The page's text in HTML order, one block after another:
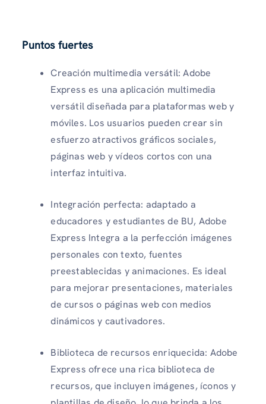
Puntos fuertes
Creación multimedia versátil: Adobe
Express es una aplicación multimedia
versátil diseñada para plataformas web y
móviles. Los usuarios pueden crear sin
esfuerzo atractivos gráficos sociales,
páginas web y vídeos cortos con una
interfaz intuitiva.
Integración perfecta: adaptado a
educadores y estudiantes de BU, Adobe
Express Integra a la perfección imágenes
personales con texto, fuentes
preestablecidas y animaciones. Es ideal
para mejorar presentaciones, materiales
de cursos o páginas web con medios
dinámicos y cautivadores.
Biblioteca de recursos enriquecida: Adobe
Express ofrece una rica biblioteca de
recursos, que incluyen imágenes, íconos y